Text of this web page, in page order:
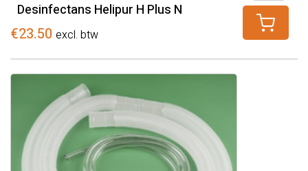
Desinfectans Helipur H Plus N
€23.50 excl. btw
H
Plus